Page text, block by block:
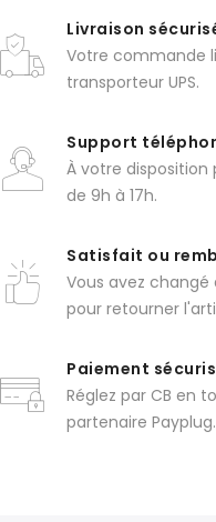
Livraison
Votre commande
transporteur UPS.
Support
À votre disposition
de 9h à 17h.
Satisfait ou
Vous avez changé
pour retourner
Paiement
Réglez par CB en
partenaire Payplug.